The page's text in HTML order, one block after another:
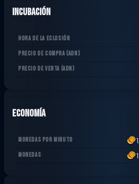
Incubación
HORA DE LA ECLOSIÓN
PRECIO DE COMPRA (ADN)
PRECIO DE VENTA (ADN)
Economía
MONEDAS POR MINUTO
MONEDAS